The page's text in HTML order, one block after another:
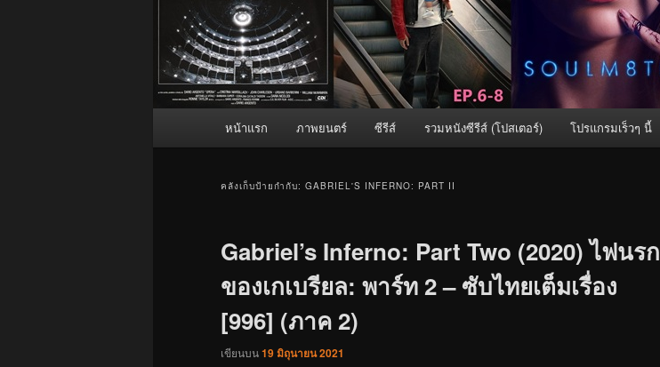
หน้าแรก ภาพยนตร์ ซีรีส์ รวมหนังซีรีส์ (โปสเตอร์) โปรแกรมเร็วๆ นี้
คลังเก็บป้ายกำกับ: GABRIEL'S INFERNO: PART II
Gabriel’s Inferno: Part Two (2020) ไฟนรก
ของเกเบรียล: พาร์ท 2 – ซับไทยเต็มเรื่อง
[996] (ภาค 2)
เขียนบน19 มิถุนายน 2021